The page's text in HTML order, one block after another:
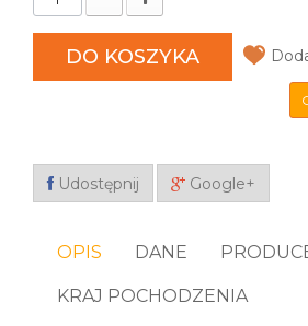
DO KOSZYKA
Udostępnij Google+
OPIS DANE
KRAJ POCHODZENIA